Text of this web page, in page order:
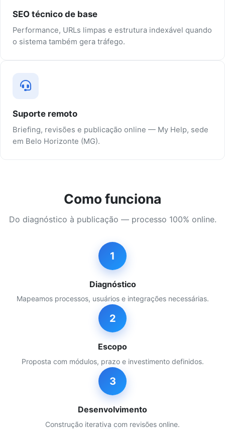
SEO técnico de base
Performance, URLs limpas e estrutura indexável quando
o sistema também gera tráfego.
Suporte remoto
Briefing, revisões e publicação online — My Help, sede
em Belo Horizonte (MG).
Como funciona
Do diagnóstico à publicação — processo 100% online.
1
Diagnóstico
Mapeamos processos, usuários e integrações necessárias.
2
Escopo
Proposta com módulos, prazo e investimento definidos.
3
Desenvolvimento
Construção iterativa com revisões online.